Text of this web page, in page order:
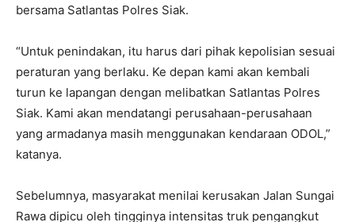
bersama Satlantas Polres Siak.
“Untuk penindakan, itu harus dari pihak kepolisian sesuai
peraturan yang berlaku. Ke depan kami akan kembali
turun ke lapangan dengan melibatkan Satlantas Polres
Siak. Kami akan mendatangi perusahaan-perusahaan
yang armadanya masih menggunakan kendaraan ODOL,”
katanya.
Sebelumnya, masyarakat menilai kerusakan Jalan Sungai
Rawa dipicu oleh tingginya intensitas truk pengangkut